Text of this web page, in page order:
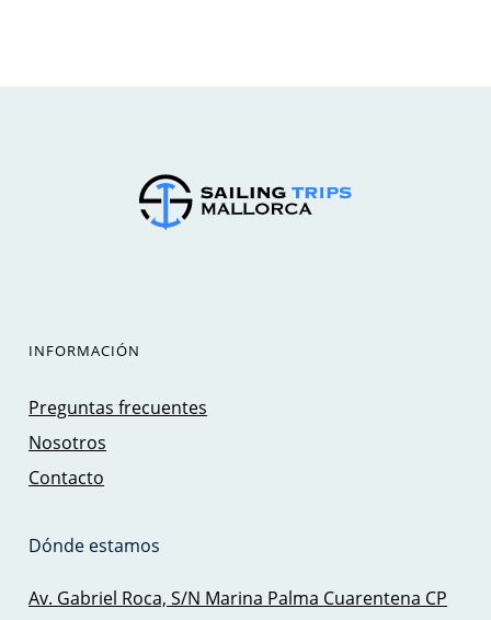
INFORMACIÓN
Preguntas frecuentes
Nosotros
Contacto
Dónde estamos
Av. Gabriel Roca, S/N Marina Palma Cuarentena CP